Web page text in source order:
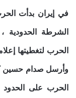
في إيران بدأت
الشرطة الحدودية
الحرب لتغطيتها
وأرسل صدام حسين
الحرب على